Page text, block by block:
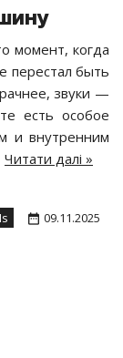
момент, когда
перестал быть
звуки —
есть особое
и внутренним
Читати далі »
09.11.2025